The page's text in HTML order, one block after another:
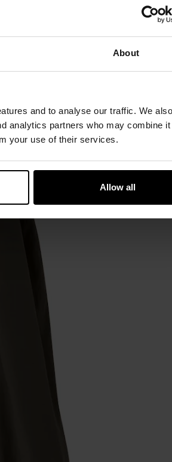
About
and to analyse our traffic. We
analytics partners who may combine it
your use of their services.
Allow all